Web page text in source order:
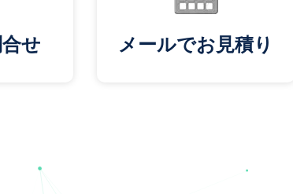
せ メールでお見積り